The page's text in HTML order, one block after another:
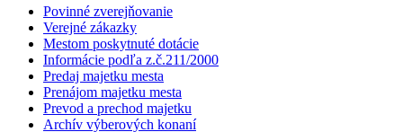
Povinné zverejňovanie
Verejné zákazky
Mestom poskytnuté dotácie
Informácie podľa z.č.211/2000
Predaj majetku mesta
Prenájom majetku mesta
Prevod a prechod majetku
Archív výberových konaní